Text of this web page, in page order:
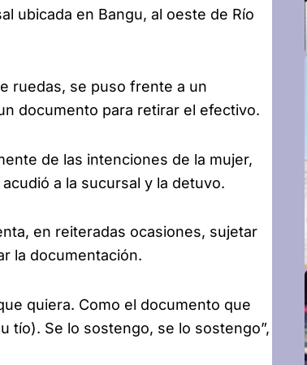
ubicada en Bangu, al oeste de Río
ruedas, se puso frente a un
documento para retirar el efectivo.
de las intenciones de la mujer,
a la sucursal y la detuvo.
en reiteradas ocasiones, sujetar
la documentación.
quiera. Como el documento que
tío). Se lo sostengo, se lo sostengo”,